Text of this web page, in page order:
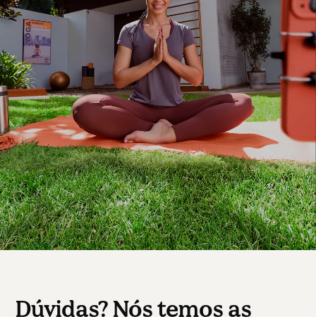
Dúvidas? Nós temos as